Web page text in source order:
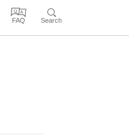
FAQ Search